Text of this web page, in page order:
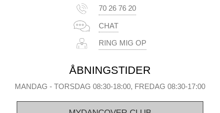
70 26 76 20
CHAT
RING MIG OP
ÅBNINGSTIDER
MANDAG - TORSDAG 08:30-18:00, FREDAG 08:30-17:00